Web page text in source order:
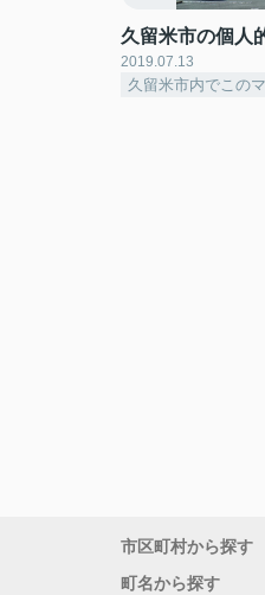
久留米市の個人
2019.07.13
久留米市内でこの
市区町村から探す
町名から探す